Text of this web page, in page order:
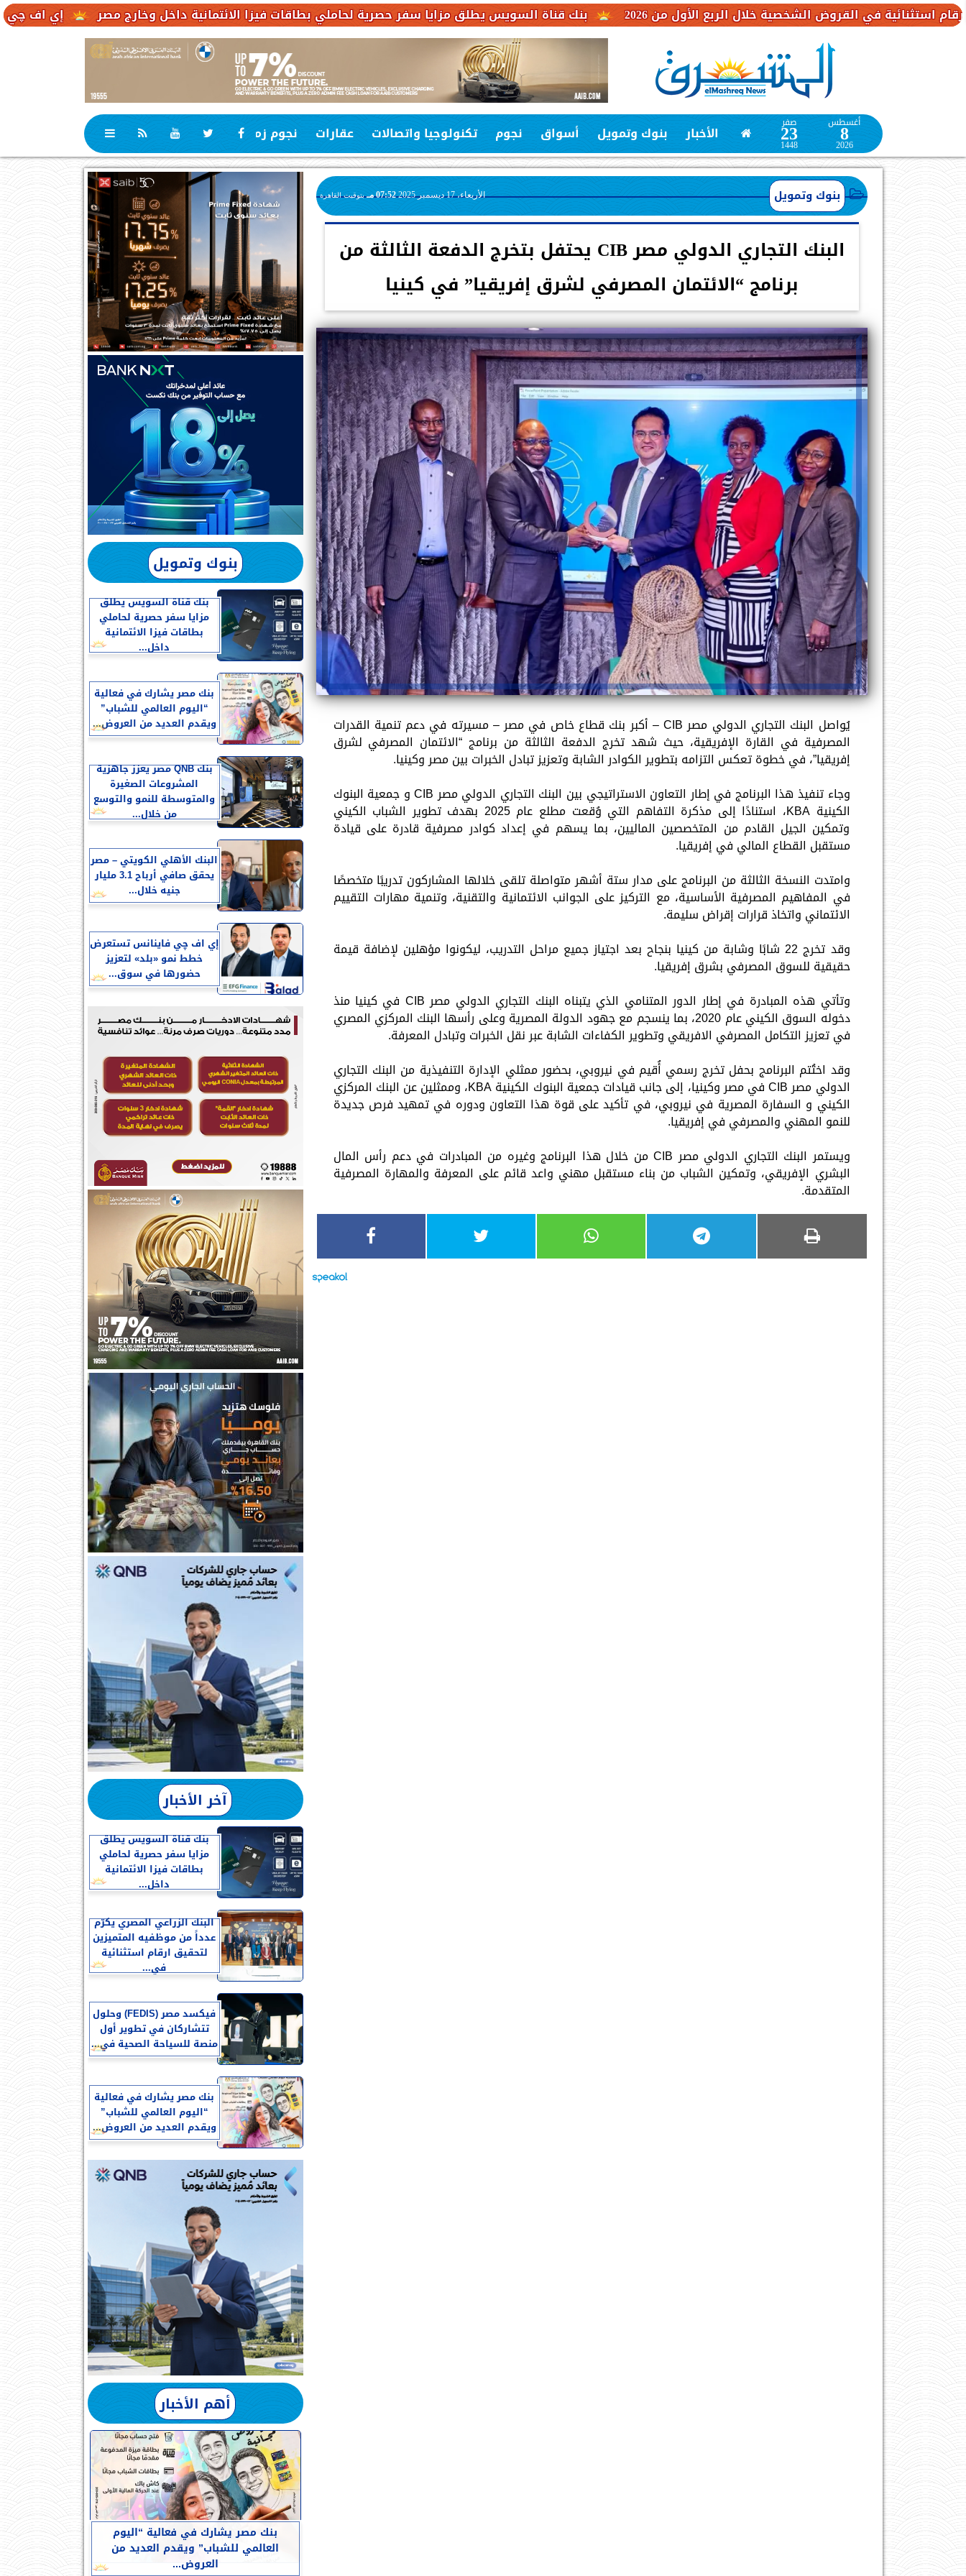
إي اف چي فاينانس بنك قناة السويس يطلق مزايا سفر حصرية لحاملي بطاقات فيزا الائتمانية داخل وخارج مصر القروض الشخصية خلال الربع الأول من 2026
أغسطس
8
2026
صفر
23
1448
الأخبار بنوك وتمويل أسواق نجوم تكنولوجيا واتصالات عقارات نجوم زمان رياضة
بنوك وتمويل الأربعاء، 17 ديسمبر 2025 07:52 مـ بتوقيت القاهرة
البنك التجاري الدولي مصر CIB يحتفل بتخرج الدفعة الثالثة من
برنامج “الائتمان المصرفي لشرق إفريقيا” في كينيا
يُواصل البنك التجاري الدولي مصر CIB – أكبر بنك قطاع خاص في مصر – مسيرته في دعم تنمية القدرات
المصرفية في القارة الإفريقية، حيث شهد تخرج الدفعة الثالثة من برنامج “الائتمان المصرفي لشرق
إفريقيا”، في خطوة تعكس التزامه بتطوير الكوادر الشابة وتعزيز تبادل الخبرات بين مصر وكينيا.
وجاء تنفيذ هذا البرنامج في إطار التعاون الاستراتيجي بين البنك التجاري الدولي مصر CIB و جمعية البنوك
الكينية KBA، استنادًا إلى مذكرة التفاهم التي وُقعت مطلع عام 2025 بهدف تطوير الشباب الكيني
وتمكين الجيل القادم من المتخصصين الماليين، بما يسهم في إعداد كوادر مصرفية قادرة على قيادة
مستقبل القطاع المالي في إفريقيا.
وامتدت النسخة الثالثة من البرنامج على مدار ستة أشهر متواصلة تلقى خلالها المشاركون تدريبًا متخصصًا
في المفاهيم المصرفية الأساسية، مع التركيز على الجوانب الائتمانية والتقنية، وتنمية مهارات التقييم
الائتماني واتخاذ قرارات إقراض سليمة.
وقد تخرج 22 شابًا وشابة من كينيا بنجاح بعد اجتياز جميع مراحل التدريب، ليكونوا مؤهلين لإضافة قيمة
حقيقية للسوق المصرفي بشرق إفريقيا.
وتأتي هذه المبادرة في إطار الدور المتنامي الذي يتبناه البنك التجاري الدولي مصر CIB في كينيا منذ
دخوله السوق الكيني عام 2020، بما ينسجم مع جهود الدولة المصرية وعلى رأسها البنك المركزي المصري
في تعزيز التكامل المصرفي الافريقي وتطوير الكفاءات الشابة عبر نقل الخبرات وتبادل المعرفة.
وقد اختُتم البرنامج بحفل تخرج رسمي أُقيم في نيروبي، بحضور ممثلي الإدارة التنفيذية من البنك التجاري
الدولي مصر CIB في مصر وكينيا، إلى جانب قيادات جمعية البنوك الكينية KBA، وممثلين عن البنك المركزي
الكيني و السفارة المصرية في نيروبي، في تأكيد على قوة هذا التعاون ودوره في تمهيد فرص جديدة
للنمو المهني والمصرفي في إفريقيا.
ويستمر البنك التجاري الدولي مصر CIB من خلال هذا البرنامج وغيره من المبادرات في دعم رأس المال
البشري الإفريقي، وتمكين الشباب من بناء مستقبل مهني واعد قائم على المعرفة والمهارة المصرفية
المتقدمة.
بنوك وتمويل
بنك قناة السويس يطلق
مزايا سفر حصرية لحاملي
بطاقات فيزا الائتمانية
داخل...
بنك مصر يشارك في فعالية
“اليوم العالمي للشباب”
ويقدم العديد من العروض...
بنك QNB مصر يعزز جاهزية
المشروعات الصغيرة
والمتوسطة للنمو والتوسع
من خلال...
البنك الأهلي الكويتي – مصر
يحقق صافي أرباح 3.1 مليار
جنيه خلال...
إي اف چي فاينانس تستعرض
خطط نمو «بلد» لتعزيز
حضورها في سوق...
آخر الأخبار
بنك قناة السويس يطلق
مزايا سفر حصرية لحاملي
بطاقات فيزا الائتمانية
داخل...
البنك الزراعي المصري يكرّم
عدداً من موظفيه المتميزين
لتحقيق ارقام استثنائية
في...
فيكسد مصر (FEDIS) وحلول
تتشاركان في تطوير أول
منصة للسياحة الصحية في...
بنك مصر يشارك في فعالية
“اليوم العالمي للشباب”
ويقدم العديد من العروض...
أهم الأخبار
بنك مصر يشارك في فعالية “اليوم
العالمي للشباب” ويقدم العديد من
العروض...